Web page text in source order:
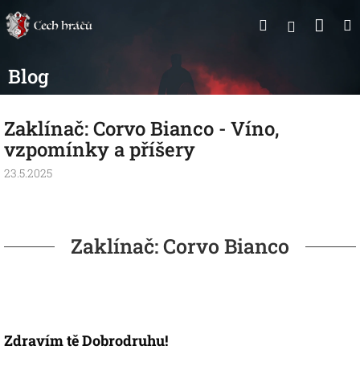
na
obsah
Hledat
Blog
Zaklínač: Corvo Bianco - Víno,
vzpomínky a příšery
23.5.2025
Zaklínač: Corvo Bianco
Zdravím tě Dobrodruhu!